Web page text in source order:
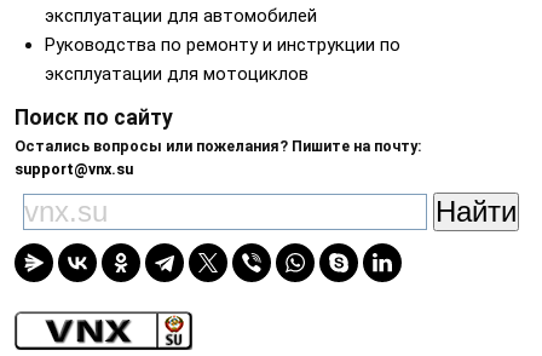
эксплуатации для автомобилей
Руководства по ремонту и инструкции по
эксплуатации для мотоциклов
Поиск по сайту
Остались вопросы или пожелания? Пишите на почту:
support@vnx.su